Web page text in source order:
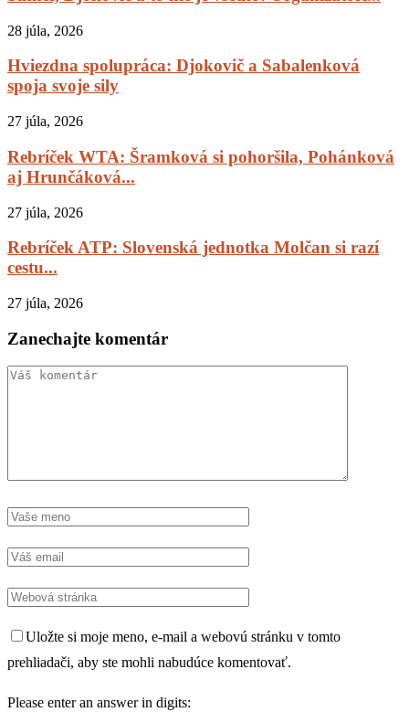
28 júla, 2026
Hviezdna spolupráca: Djokovič a Sabalenková
spoja svoje sily
27 júla, 2026
Rebríček WTA: Šramková si pohoršila, Pohánková
aj Hrunčáková...
27 júla, 2026
Rebríček ATP: Slovenská jednotka Molčan si razí
cestu...
27 júla, 2026
Zanechajte komentár
Uložte si moje meno, e-mail a webovú stránku v tomto
prehliadači, aby ste mohli nabudúce komentovať.
Please enter an answer in digits: